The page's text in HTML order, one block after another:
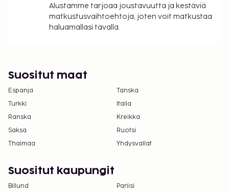
Alustamme tarjoaa joustavuutta ja kestäviä
matkustusvaihtoehtoja, joten voit matkustaa
haluamallasi tavalla.
Suositut maat
Espanja
Tanska
Turkki
Italia
Ranska
Kreikka
Saksa
Ruotsi
Thaimaa
Yhdysvallat
Suositut kaupungit
Billund
Pariisi